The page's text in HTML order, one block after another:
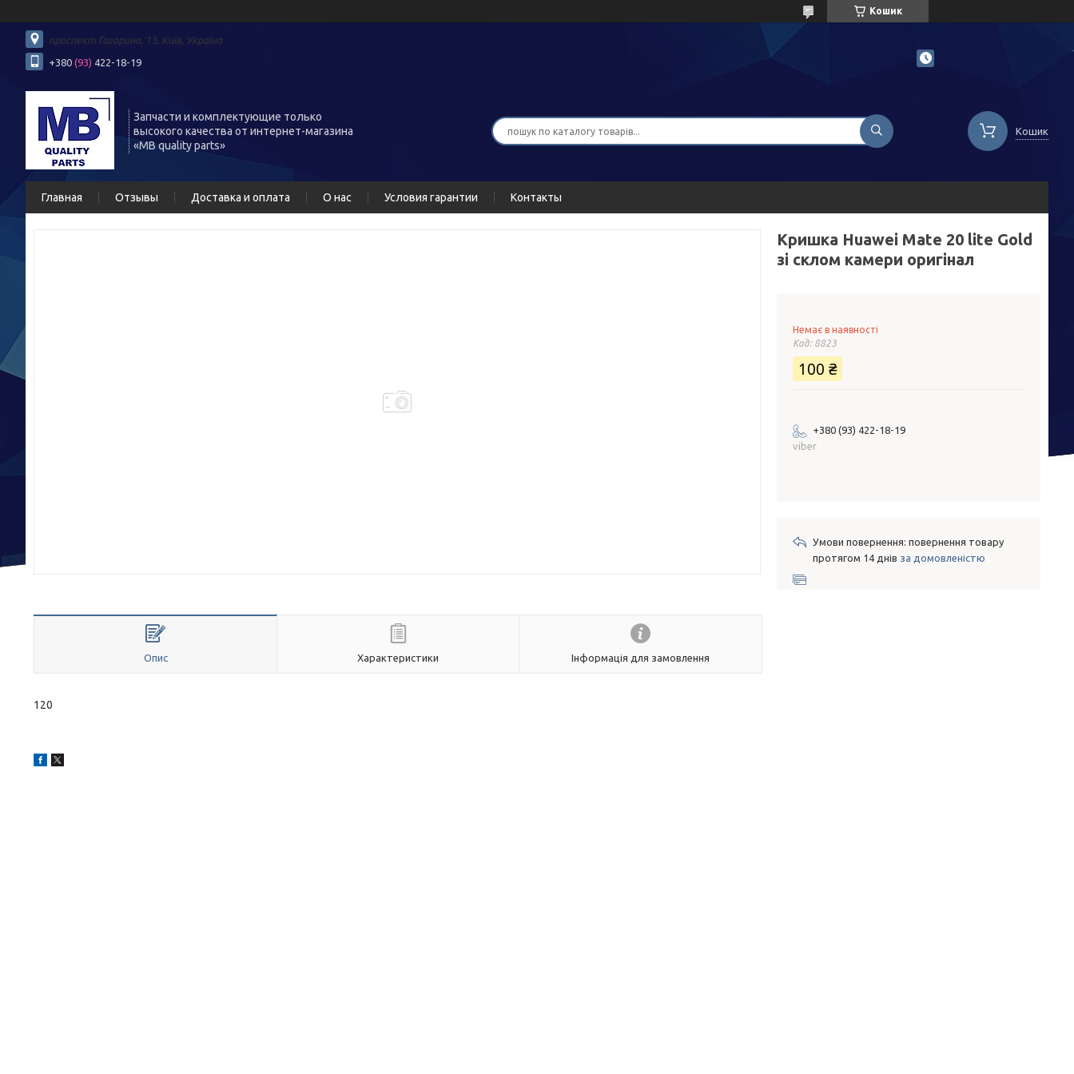
Кошик
проспект Гагарина, 13, Київ, Україна
+380 (93) 422-18-19
Запчасти и комплектующие только
высокого качества от интернет-магазина
«MB quality parts»
Кошик
Главная Отзывы Доставка и оплата О нас Условия гарантии Контакты
Опис Характеристики Інформація для замовлення
120
Кришка Huawei Mate 20 lite Gold
зі склом камери оригінал
Немає в наявності
Код: 8823
100 ₴
+380 (93) 422-18-19
viber
повернення товару
протягом 14 днів за домовленістю